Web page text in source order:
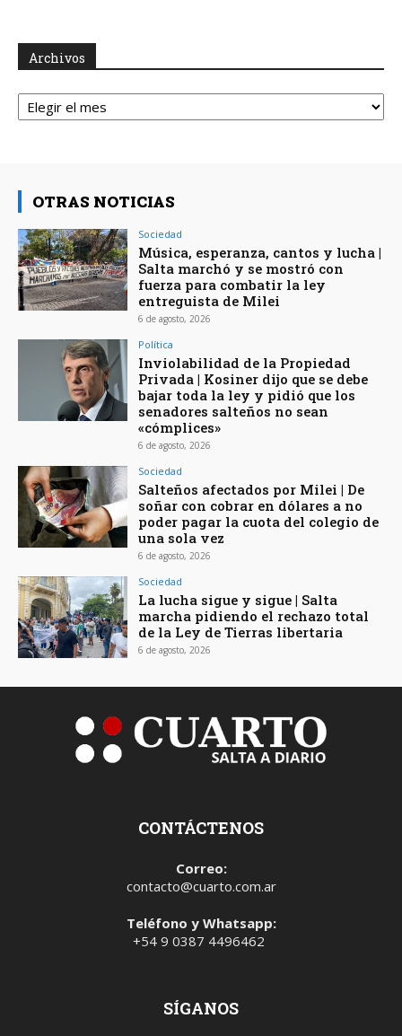
Archivos
Archivos
OTRAS NOTICIAS
Sociedad
Música, esperanza, cantos y lucha |
Salta marchó y se mostró con
fuerza para combatir la ley
entreguista de Milei
6 de agosto, 2026
Política
Inviolabilidad de la Propiedad
Privada | Kosiner dijo que se debe
bajar toda la ley y pidió que los
senadores salteños no sean
«cómplices»
6 de agosto, 2026
Sociedad
Salteños afectados por Milei | De
soñar con cobrar en dólares a no
poder pagar la cuota del colegio de
una sola vez
6 de agosto, 2026
Sociedad
La lucha sigue y sigue | Salta
marcha pidiendo el rechazo total
de la Ley de Tierras libertaria
6 de agosto, 2026
CONTÁCTENOS
Correo:
contacto@cuarto.com.ar
Teléfono y Whatsapp:
+54 9 0387 4496462
SÍGANOS